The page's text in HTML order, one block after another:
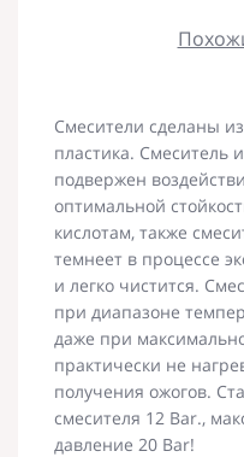
Смесители сделаны
пластика. Смеситель
подвержен
оптимальной
кислотам, также
темнеет в процессе
и легко чистится.
при диапазоне
даже при
практически не
получения ожогов.
смесителя 12 Bar.,
давление 20 Bar!